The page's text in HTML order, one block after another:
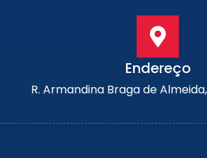
Endereço
R. Armandina Braga de